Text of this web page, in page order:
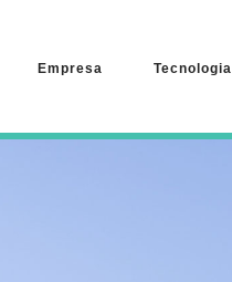
Empresa Tecnologia